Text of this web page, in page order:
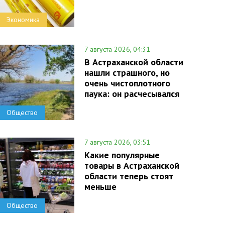
Экономика
Общество
7 августа 2026, 04:31
В Астраханской области
нашли страшного, но
очень чистоплотного
паука: он расчесывался
Общество
7 августа 2026, 03:51
Какие популярные
товары в Астраханской
области теперь стоят
меньше